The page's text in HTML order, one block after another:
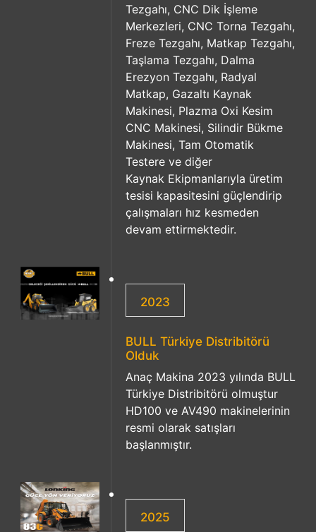
Tezgahı, CNC Dik İşleme
Merkezleri, CNC Torna Tezgahı,
Freze Tezgahı, Matkap Tezgahı,
Taşlama Tezgahı, Dalma
Erezyon Tezgahı, Radyal
Matkap, Gazaltı Kaynak
Makinesi, Plazma Oxi Kesim
CNC Makinesi, Silindir Bükme
Makinesi, Tam Otomatik
Testere ve diğer
Kaynak Ekipmanlarıyla üretim
tesisi kapasitesini güçlendirip
çalışmaları hız kesmeden
devam ettirmektedir.
2023
BULL Türkiye Distribitörü
Olduk
Anaç Makina 2023 yılında BULL
Türkiye Distribitörü olmuştur
HD100 ve AV490 makinelerinin
resmi olarak satışları
başlanmıştır.
2025